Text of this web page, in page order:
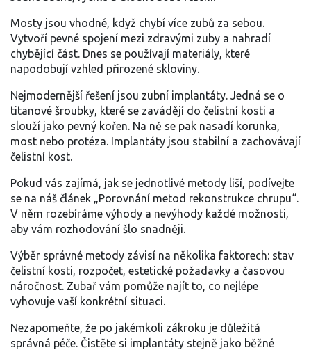
Mosty jsou vhodné, když chybí více zubů za sebou.
Vytvoří pevné spojení mezi zdravými zuby a nahradí
chybějící část. Dnes se používají materiály, které
napodobují vzhled přirozené skloviny.
Nejmodernější řešení jsou zubní implantáty. Jedná se o
titanové šroubky, které se zavádějí do čelistní kosti a
slouží jako pevný kořen. Na ně se pak nasadí korunka,
most nebo protéza. Implantáty jsou stabilní a zachovávají
čelistní kost.
Pokud vás zajímá, jak se jednotlivé metody liší, podívejte
se na náš článek „Porovnání metod rekonstrukce chrupu“.
V něm rozebíráme výhody a nevýhody každé možnosti,
aby vám rozhodování šlo snadněji.
Výběr správné metody závisí na několika faktorech: stav
čelistní kosti, rozpočet, estetické požadavky a časovou
náročnost. Zubař vám pomůže najít to, co nejlépe
vyhovuje vaší konkrétní situaci.
Nezapomeňte, že po jakémkoli zákroku je důležitá
správná péče. Čistěte si implantáty stejně jako běžné